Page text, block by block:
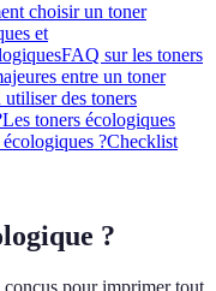
choisir un toner
et
FAQ sur les toners
entre un toner
utiliser des toners
Les toners écologiques
?Checklist
?